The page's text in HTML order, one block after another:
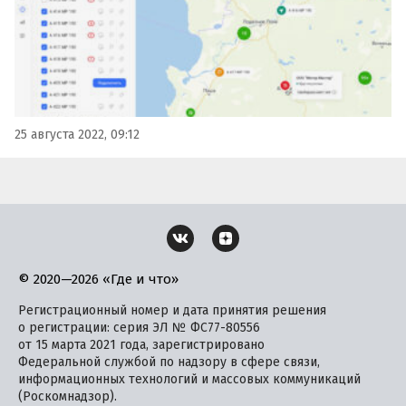
25 августа 2022, 09:12
© 2020—2026 «Где и что»
Регистрационный номер и дата принятия решения
о регистрации: серия ЭЛ № ФС77-80556
от 15 марта 2021 года, зарегистрировано
Федеральной службой по надзору в сфере связи,
информационных технологий и массовых коммуникаций
(Роскомнадзор).